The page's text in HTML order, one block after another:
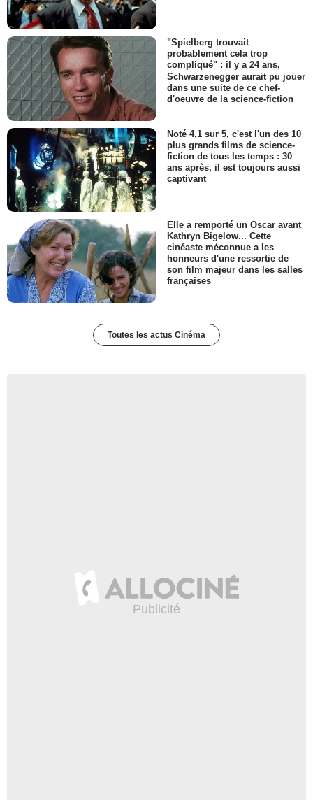
"Spielberg trouvait
probablement cela trop
compliqué" : il y a 24 ans,
Schwarzenegger aurait pu jouer
dans une suite de ce chef-
d'oeuvre de la science-fiction
Noté 4,1 sur 5, c'est l'un des 10
plus grands films de science-
fiction de tous les temps : 30
ans après, il est toujours aussi
captivant
Elle a remporté un Oscar avant
Kathryn Bigelow... Cette
cinéaste méconnue a les
honneurs d'une ressortie de
son film majeur dans les salles
françaises
Toutes les actus Cinéma